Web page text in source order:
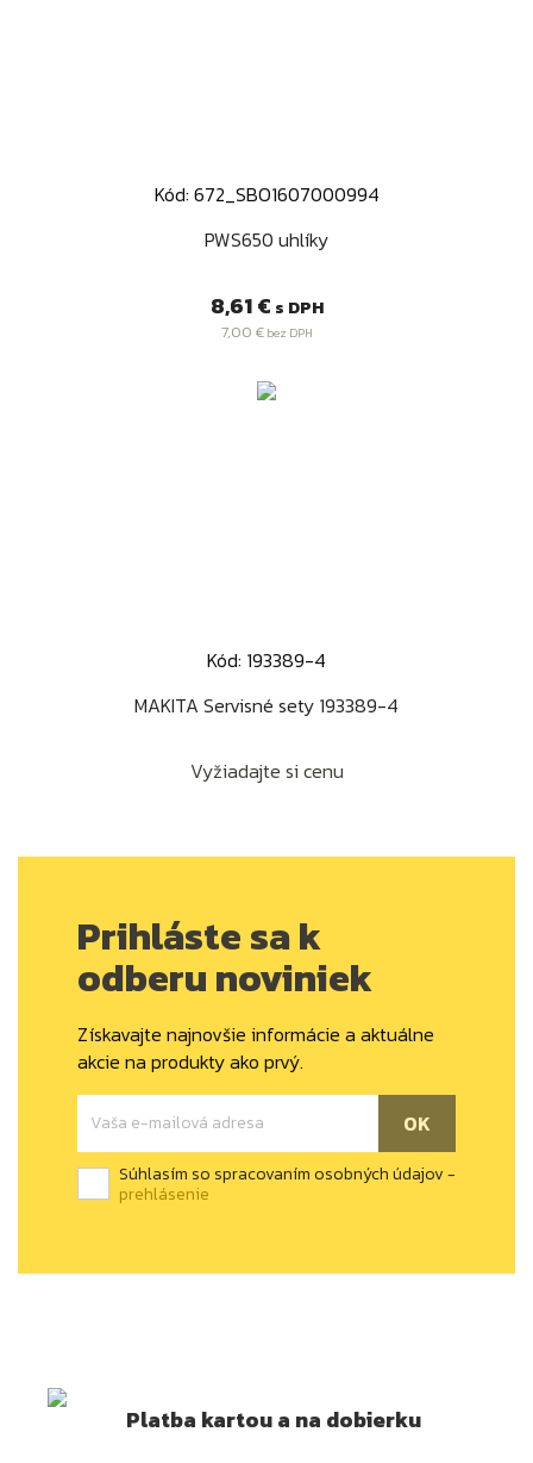
Kód: 672_SBO1607000994
PWS650 uhlíky
Cena
8,61 € s DPH
7,00 €bez DPH
Kód: 193389-4
MAKITA Servisné sety 193389-4
Vyžiadajte si cenu
Prihláste sa k
odberu noviniek
Získavajte najnovšie informácie a aktuálne
akcie na produkty ako prvý.
Súhlasím so spracovaním osobných údajov -
prehlásenie
Platba kartou a na dobierku